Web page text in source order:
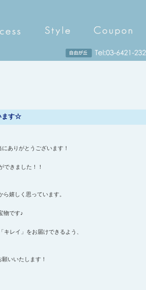
ます☆
ありがとうございます！
できました！！
嬉しく思っています。
物です♪
レイ」をお届けできるよう、
いいたします！